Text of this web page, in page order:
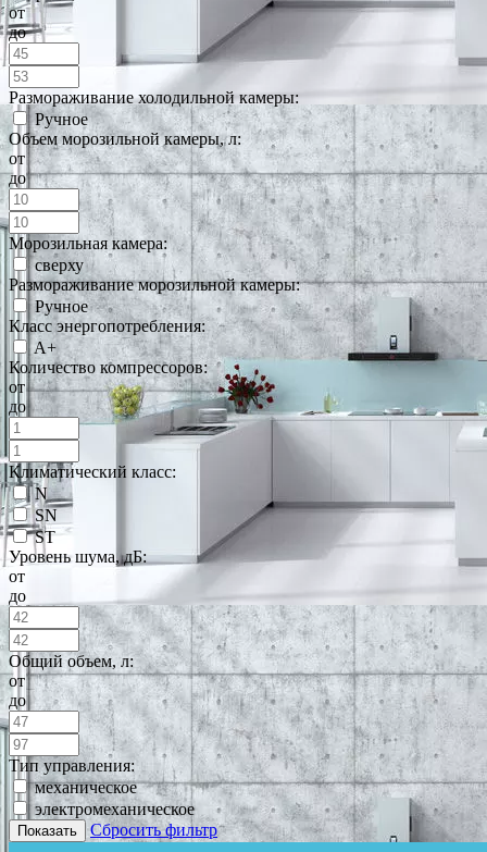
от
до
Размораживание холодильной камеры:
Ручное
Объем морозильной камеры, л:
от
до
Морозильная камера:
сверху
Размораживание морозильной камеры:
Ручное
Класс энергопотребления:
A+
Количество компрессоров:
от
до
Климатический класс:
N
SN
ST
Уровень шума, дБ:
от
до
Общий объем, л:
от
до
Тип управления:
механическое
электромеханическое
Показать Сбросить фильтр